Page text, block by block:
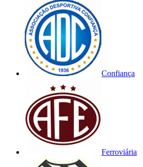
Confiança
Ferroviária